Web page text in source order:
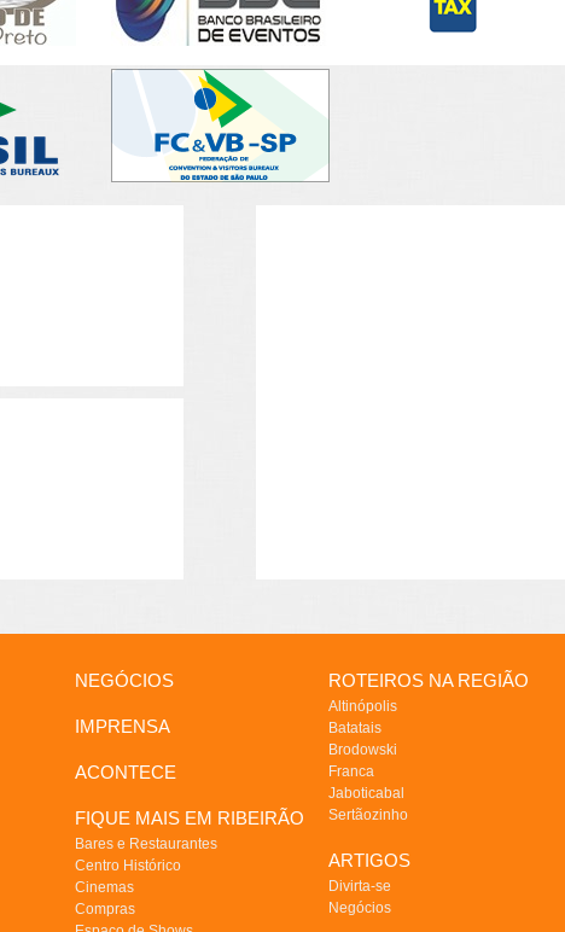
NEGÓCIOS
IMPRENSA
ACONTECE
FIQUE MAIS EM RIBEIRÃO
Bares e Restaurantes
Centro Histórico
Cinemas
Compras
ROTEIROS NA REGIÃO
Altinópolis
Batatais
Brodowski
Franca
Jaboticabal
Sertãozinho
ARTIGOS
Divirta-se
Negócios